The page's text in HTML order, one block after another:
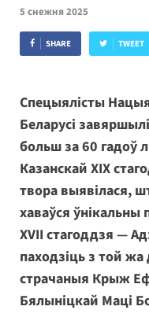
5 снежня 2025
SHARE TWEET
Спецыялісты
Беларусі
больш за 60 гадоў
Казанскай XIX
твора выявілася,
хаваўся ўнікальны
XVII стагоддзя —
паходзіць з той
страчаныя Крыж
Бялыніцкай Маці